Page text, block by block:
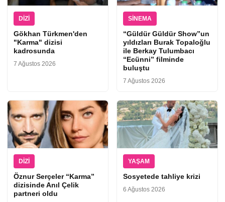
DIZI
Gökhan Türkmen'den
"Karma" dizisi
kadrosunda
7 Ağustos 2026
SINEMA
“Güldür Güldür Show”un
yıldızları Burak Topaloğlu
ile Berkay Tulumbacı
“Ecünni” filminde
buluştu
7 Ağustos 2026
DIZI
Öznur Serçeler “Karma”
dizisinde Anıl Çelik
partneri oldu
YAŞAM
Sosyetede tahliye krizi
6 Ağustos 2026